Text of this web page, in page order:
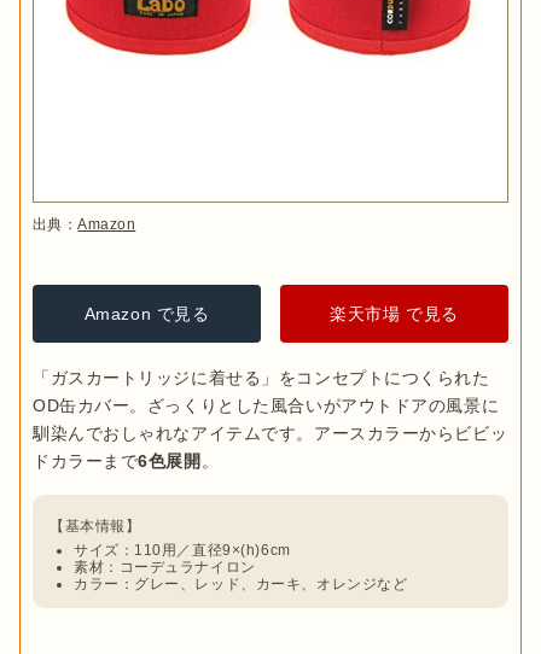
出典：Amazon
Amazon で見る 楽天市場 で見る
「ガスカートリッジに着せる」をコンセプトにつくられた
OD缶カバー。ざっくりとした風合いがアウトドアの風景に
馴染んでおしゃれなアイテムです。アースカラーからビビッ
ドカラーまで6色展開 。
サイズ：110用／直径9×(h)6cm
素材：コーデュラナイロン
カラー：グレー、レッド、カーキ、オレンジなど